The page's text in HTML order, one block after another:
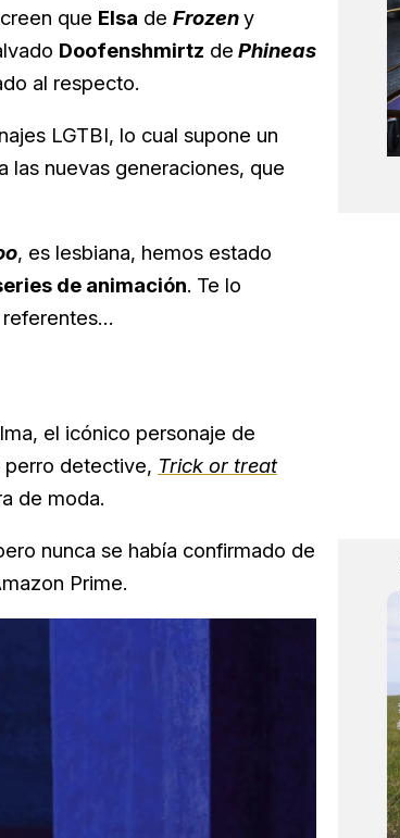
que Elsa de Frozeny
Doofenshmirtz de Phineas
al respecto.
LGTBI, lo cual supone un
las nuevas generaciones, que
, es lesbiana, hemos estado
de animación. Te lo
referentes…
el icónico personaje de
perro detective, Trick or treat
de moda.
nunca se había confirmado de
Prime.